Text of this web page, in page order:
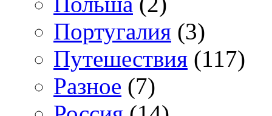
Португалия (3)
Путешествия (117)
Разное (7)